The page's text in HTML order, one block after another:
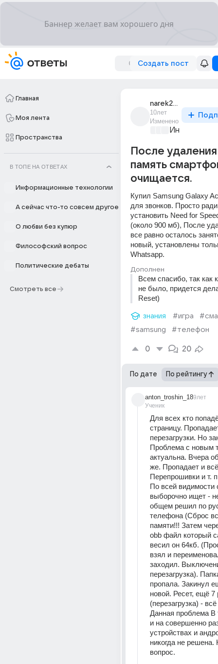
Создать пост
Главная
Моя лента
Пространства
В ТОПЕ НА ОТВЕТАХ
Информационные технологии
А сейчас что-то совсем другое
О любви без купюр
Философский вопрос
Политические дебаты
Смотреть все
narek2011n
10лет
Изменено
После
память
очищается.
Купил Samsung Galaxy
для звонков. Просто
установить Need for
(около 900 мб), После
все равно осталось
новый, установлены
Whatsapp.
Дополнен
Всем спасибо, так как
не было, придется
Reset)
знания #игра
#samsung
#телефон
0 20
По дате По рейтингу
anton_troshin_18
Ученик
9лет
Для всех кто
страницу.
перезагрузки. Но
Проблема с новым
актуальна. Вчера
же. Пропадает и
Перепрошивки и т.
По всей видимости
выборочно ищет -
общем решил по
телефона (Сброс
памяти!!! Затем
obb файл который
весил он 64кб.
взял и
заходил.
перезагрузка).
пропала. Закинул
новой. Ресет, ещё 7
(перезагрузка) -
Данная проблема В
и на совершенно
устройствах и
никогда не решена.
вопрос.